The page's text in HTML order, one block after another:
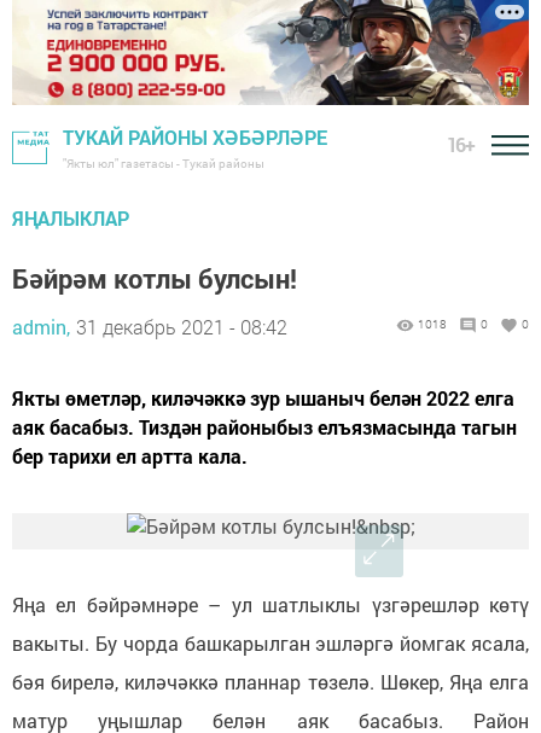
ТУКАЙ РАЙОНЫ ХӘБӘРЛӘРЕ
"Якты юл" газетасы - Тукай районы
16+
ЯҢАЛЫКЛАР
Бәйрәм котлы булсын!
admin, 31 декабрь 2021 - 08:42 1018 0 0
Якты өметләр, киләчәккә зур ышаныч белән 2022 елга
аяк басабыз. Тиздән районыбыз елъязмасында тагын
бер тарихи ел артта кала.
Яңа ел бәйрәмнәре – ул шатлыклы үзгәрешләр көтү
вакыты. Бу чорда башкарылган эшләргә йомгак ясала,
бәя бирелә, киләчәккә планнар төзелә. Шөкер, Яңа елга
матур уңышлар белән аяк басабыз. Район